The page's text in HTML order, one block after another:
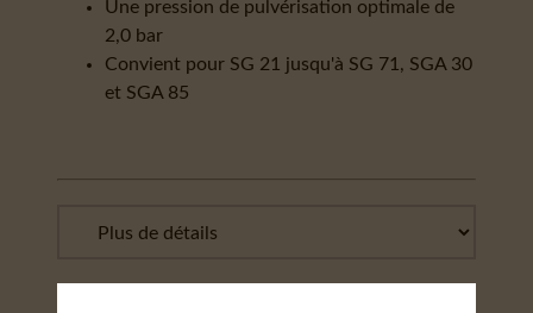
Une pression de pulvérisation optimale de
2,0 bar
Convient pour SG 21 jusqu'à SG 71, SGA 30
et SGA 85